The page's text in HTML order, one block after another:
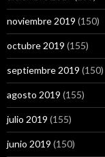
noviembre 2019 (150)
octubre 2019 (155)
septiembre 2019 (150)
agosto 2019 (155)
julio 2019 (155)
junio 2019 (150)